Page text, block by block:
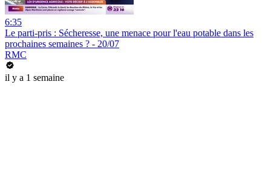
6:35
Le parti-pris : Sécheresse, une menace pour l'eau potable dans les
prochaines semaines ? - 20/07
RMC
il y a 1 semaine